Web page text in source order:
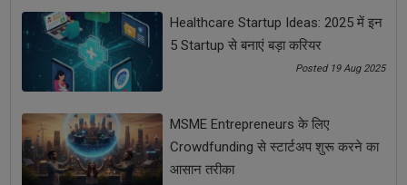
MSME Entrepreneurs के लिए Crowdfunding से स्टार्टअप
शुरू करने का आसान तरीका
Healthcare Startup Ideas: 2025 में इन
5 Startup से बनाएं बड़ा करियर
Posted 19 Aug 2025
MSME Entrepreneurs के लिए
Crowdfunding से स्टार्टअप शुरू करने का
आसान तरीका